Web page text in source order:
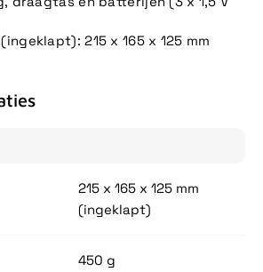
215 x 165 x 125 mm
215 x 165 x 125 mm
(ingeklapt)
450 g